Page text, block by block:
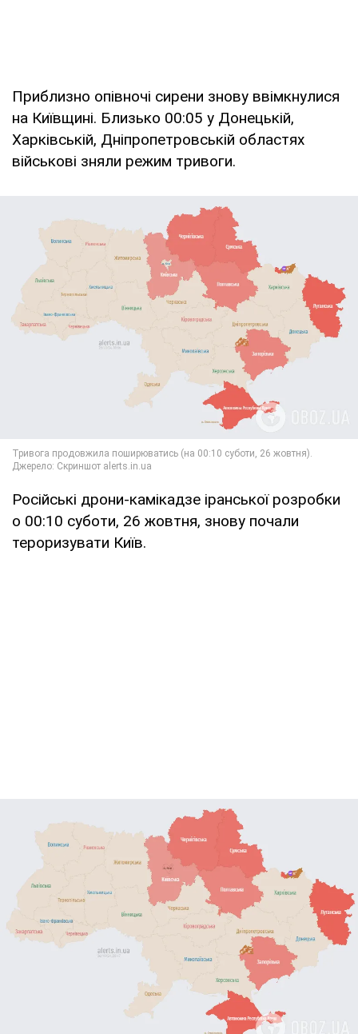
Приблизно опівночі сирени знову ввімкнулися
на Київщині. Близько 00:05 у Донецькій,
Харківській, Дніпропетровській областях
військові зняли режим тривоги.
Російські дрони-камікадзе іранської розробки
о 00:10 суботи, 26 жовтня, знову почали
тероризувати Київ.